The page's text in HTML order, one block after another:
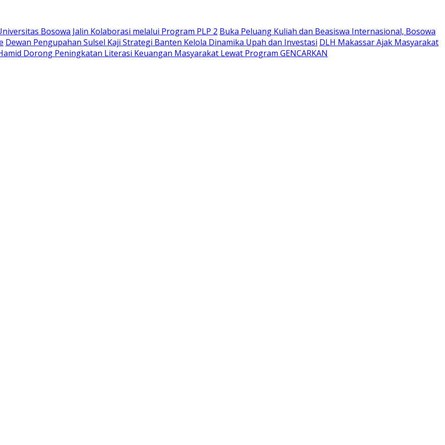
Bosowa Jalin Kolaborasi melalui Program PLP 2 Buka Peluang Kuliah dan Beasiswa Internasional, Bosowa
Dewan Pengupahan Sulsel Kaji Strategi Banten Kelola Dinamika Upah dan Investasi DLH Makassar Ajak Masyarakat
Dorong Peningkatan Literasi Keuangan Masyarakat Lewat Program GENCARKAN